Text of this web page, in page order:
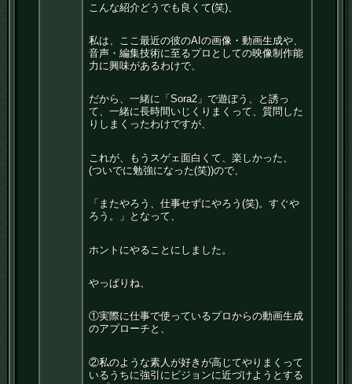
こんな紹介どうでも良くて(笑)、
私は、ここ最近の彼のAIの画像・動画生成や、
音声・編集技術に至るプロとしての映像制作能
力に興味があるわけで、
だから、一緒に「Sora2」で遊ぼう、と誘っ
て、一緒に長時間いじくりまくって、質問した
りしまくったわけですが、
これが、もうスゲェ面白くて、楽しかった、
(ついでに勉強になった(笑))ので、
「またやろう、仕事せずにやろう(笑)。すぐや
ろう。」となって、
ホントにやることにしました。
やっぱりね、
①実際に仕事で使っているプロからの動画生成
のアプローチと、
②私のような素人が好きが高じてやりまくって
いるうちに強引にビジョンに近づけようとする